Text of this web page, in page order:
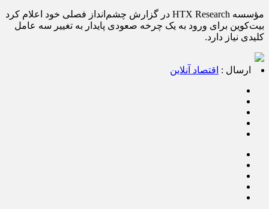
مؤسسه HTX Research در گزارش چشم‌انداز فصلی خود اعلام کرد
بیت‌کوین برای ورود به یک چرخه صعودی پایدار به تغییر سه عامل
کلیدی نیاز دارد.
ارسال : اقتصاد آنلاین